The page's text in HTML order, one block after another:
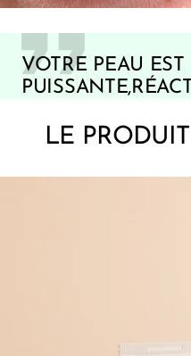
VOTRE PEAU EST
LE